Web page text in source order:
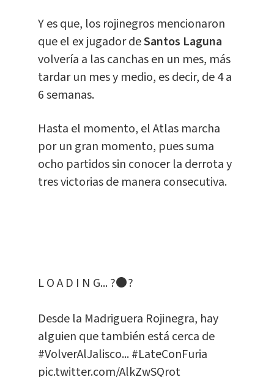
Y es que, los rojinegros mencionaron
que el ex jugador deSantos Laguna
volvería a las canchas en un mes, más
tardar un mes y medio, es decir, de 4 a
6 semanas.
Hasta el momento, el Atlas marcha
por un gran momento, pues suma
ocho partidos sin conocer la derrota y
tres victorias de manera consecutiva.
L O A D I N G... ?⚫️?
Desde la Madriguera Rojinegra, hay
alguien que también está cerca de
#VolverAlJalisco...#LateConFuria
pic.twitter.com/AlkZwSQrot